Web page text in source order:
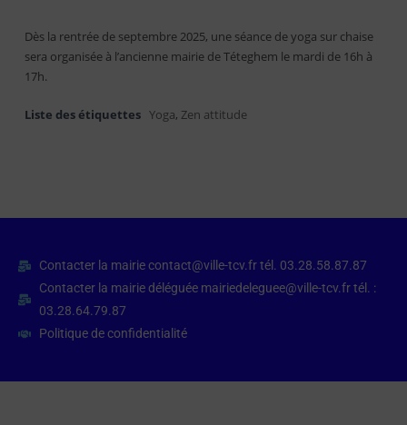
Dès la rentrée de septembre 2025, une séance de yoga sur chaise
sera organisée à l’ancienne mairie de Téteghem le mardi de 16h à
17h.
Liste des étiquettes Yoga, Zen attitude
Contacter la mairie contact@ville-tcv.fr tél. 03.28.58.87.87
Contacter la mairie déléguée mairiedeleguee@ville-tcv.fr tél. :
03.28.64.79.87
Politique de confidentialité